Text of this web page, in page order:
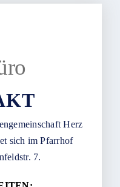
Herz
sich im Pfarrhof
7.